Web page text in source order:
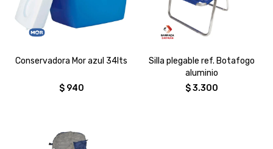
Conservadora Mor azul 34lts
$ 940
Silla plegable ref. Botafogo
aluminio
$3.300